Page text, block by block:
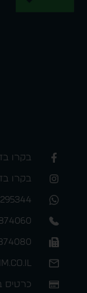
בקרו
בקרו
כרטיס